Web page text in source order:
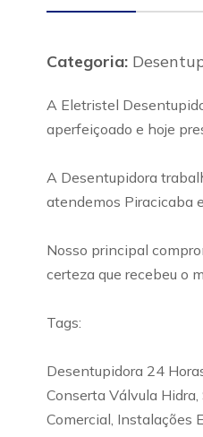
Categoria:
A Eletristel
aperfeiçoado e hoje
A Desentupidora
atendemos Piracicaba
Nosso principal
certeza que recebeu o
Tags:
Desentupidora 24
Conserta Válvula
Comercial, Instalações